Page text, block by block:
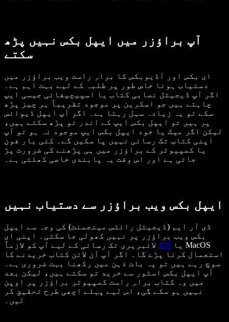
آپ براؤزر میں ایپل بکس نہیں پڑھ
سکتے
ای بکس اور آڈیوبکس کا براہِ راست ویب براؤزر میں
دستیاب ہونا خاص طور پر طلبہ کے لیے بہت اہم ہے۔
اگر آپ ڈیجیٹل نصابی کتاب یا اسپیچیفائی جیسی ایپ
چاہتے ہیں جو اسکرین پر موجود تقریباً ہر چیز پڑھ
سکے تو یہ زیادہ سہل رہتا ہے۔ اگر آپ ایپل ڈیوائس
پر ہیں تو ایپل بکس ایپ کے اندر تو پڑھ سکتے ہیں،
لیکن اگر میک یا خود ایپل بکس ایپ موجود نہ ہو تو آپ
اپنی کتاب تک رسائی نہیں پا سکیں گے۔ کئی بار فون
یا کمپیوٹر کے براؤزر میں ہی پڑھنے کی ضرورت پڑ
جاتی ہے اور اس وقت یہ پابندی خاصی کھلتی ہے۔
ایپل بکس ویب براؤزر سے دستیاب نہیں
ڈی آر ایم (ڈیجیٹل رائٹس مینجمنٹ) کی وجہ سے ایپل
بکس ویب براؤزر پر نہیں کھولی جا سکتی۔ اپنی ای
iOS
استعمال کرنا پڑے گا۔ اگر آپ آن لائن کتاب خریدنے کا
سوچ رہے ہیں تو یہ بات ذہن میں رکھنا بہت ضروری ہے۔
آپ ایپل بکس اسٹور سے خرید تو سکتے ہیں، لیکن بعد
میں وہ کتاب براہِ راست کمپیوٹر براؤزر پر اوپن
نہیں ہو سکے گی، اس لیے پہلے اچھی طرح تحقیق کر
لیں۔